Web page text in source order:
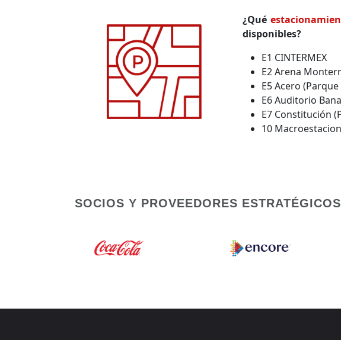
¿Qué
disponibles?
E1 CINTERMEX
E2 Arena
E5 Acero
E6 Auditorio
E7 Constitución
10
SOCIOS Y PROVEEDORES ESTRATÉGICOS